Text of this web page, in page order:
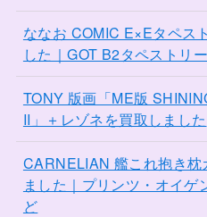
ななお COMIC E×Eタペス
した｜GOT B2タペストリ
TONY 版画「ME版
II」＋レゾネを買取しました
CARNELIAN 艦これ抱き枕
ました｜プリンツ・オイゲ
ど